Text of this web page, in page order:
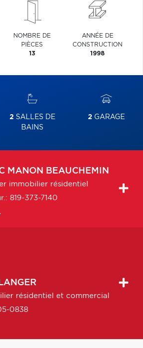
NOMBRE DE
PIÈCES
13
ANNÉE DE
CONSTRUCTION
1998
2 SALLES DE
BAINS
2GARAGE
MANON BEAUCHEMIN
immobilier résidentiel
819-373-7140
résidentiel et commercial
0838